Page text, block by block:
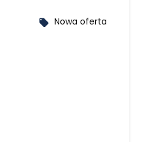
local_offer Nowa oferta